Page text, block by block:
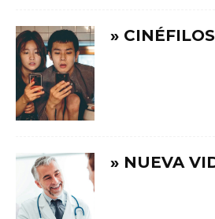
» CINÉFILOS
» NUEVA